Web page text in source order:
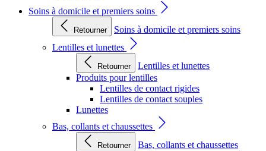
Soins à domicile et premiers soins
Retourner
Soins à domicile et premiers soins
Lentilles et lunettes
Retourner
Lentilles et lunettes
Produits pour lentilles
Lentilles de contact rigides
Lentilles de contact souples
Lunettes
Bas, collants et chaussettes
Retourner
Bas, collants et chaussettes